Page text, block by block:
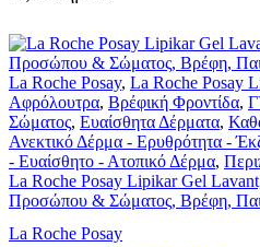
La Roche Posay, La Roche Posay
Αφρόλουτρα, Βρέφική Φροντίδα,
Σώματος, Ευαίσθητα Δέρματα,
Ανεκτικό Δέρμα - Ερυθρότητα -
- Ευαίσθητο - Ατοπικό Δέρμα,
La Roche Posay Lipikar Gel
Προσώπου & Σώματος, Βρέφη,
La Roche Posay